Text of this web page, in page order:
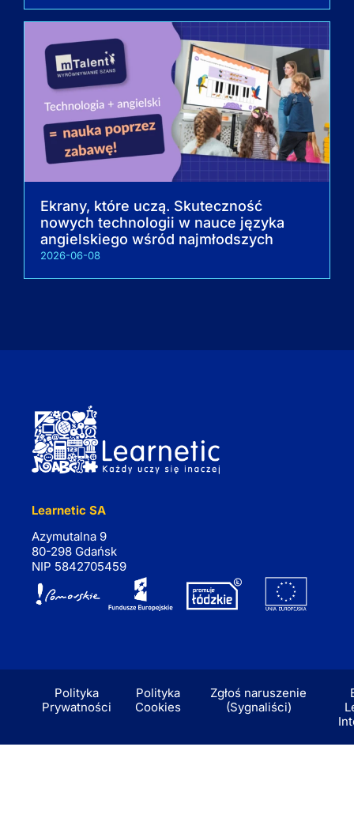
Ekrany, które uczą. Skuteczność
nowych technologii w nauce języka
angielskiego wśród najmłodszych
2026-06-08
Learnetic SA
Azymutalna 9
80-298 Gdańsk
NIP 5842705459
Polityka
Prywatności
Polityka
Cookies
Zgłoś naruszenie
(Sygnaliści)